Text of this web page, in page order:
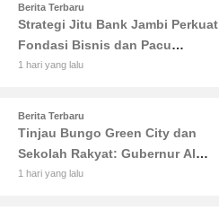
Berita Terbaru
Strategi Jitu Bank Jambi Perkuat
Fondasi Bisnis dan Pacu
Pertumbuhan Ekonomi Jambi
1 hari yang lalu
Berita Terbaru
Tinjau Bungo Green City dan
Sekolah Rakyat: Gubernur Al
Haris Tekankan Sinergi
1 hari yang lalu